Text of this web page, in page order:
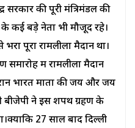
सरकार की पूरी मंत्रिमंडल की
कई बड़े नेता भी मौजूद रहे।
पूरा रामलीला मैदान था।
समारोह में रामलीला मैदान
भारत माता की जय और जय
बीजेपी ने इस शपथ ग्रहण के
27 साल बाद दिल्ली